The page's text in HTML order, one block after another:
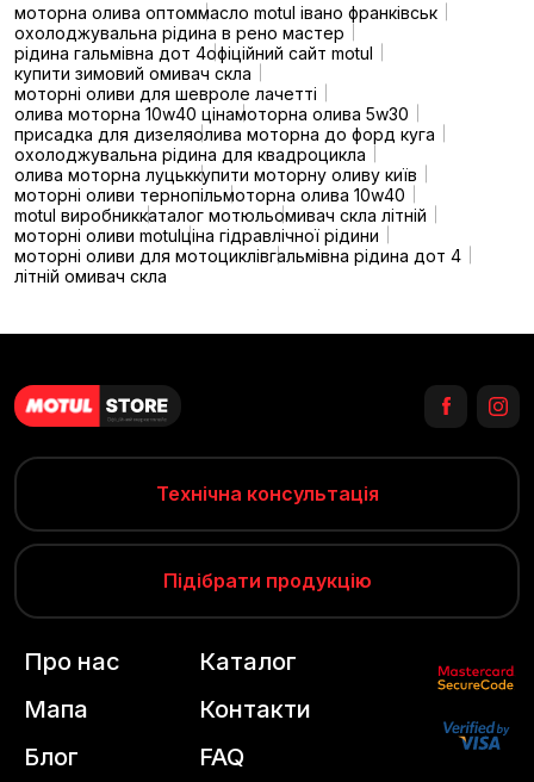
моторна олива оптоммасло motul івано франківськ
охолоджувальна рідина в рено мастер
рідина гальмівна дот 4офіційний сайт motul
купити зимовий омивач скла
моторні оливи для шевроле лачетті
олива моторна 10w40 цінамоторна олива 5w30
присадка для дизеляолива моторна до форд куга
охолоджувальна рідина для квадроцикла
олива моторна луцьккупити моторну оливу київ
моторні оливи тернопільмоторна олива 10w40
motul виробниккаталог мотюльомивач скла літній
моторні оливи motulціна гідравлічної рідини
моторні оливи для мотоциклівгальмівна рідина дот 4
літній омивач скла
Технічна консультація
Підібрати продукцію
Про нас
Мапа
Блог
Каталог
Контакти
FAQ